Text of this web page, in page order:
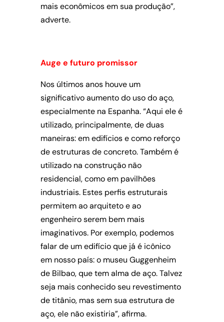
mais econômicos em sua produção”,
adverte.
Auge e futuro promissor
Nos últimos anos houve um
significativo aumento do uso do aço,
especialmente na Espanha. “Aqui ele é
utilizado, principalmente, de duas
maneiras: em edifícios e como reforço
de estruturas de concreto. Também é
utilizado na construção não
residencial, como em pavilhões
industriais. Estes perfis estruturais
permitem ao arquiteto e ao
engenheiro serem bem mais
imaginativos. Por exemplo, podemos
falar de um edifício que já é icônico
em nosso país: o museu Guggenheim
de Bilbao, que tem alma de aço. Talvez
seja mais conhecido seu revestimento
de titânio, mas sem sua estrutura de
aço, ele não existiria”, afirma.